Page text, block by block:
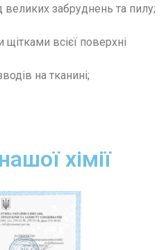
великих забруднень та пилу;
всієї поверхні
на тканині;
хімії